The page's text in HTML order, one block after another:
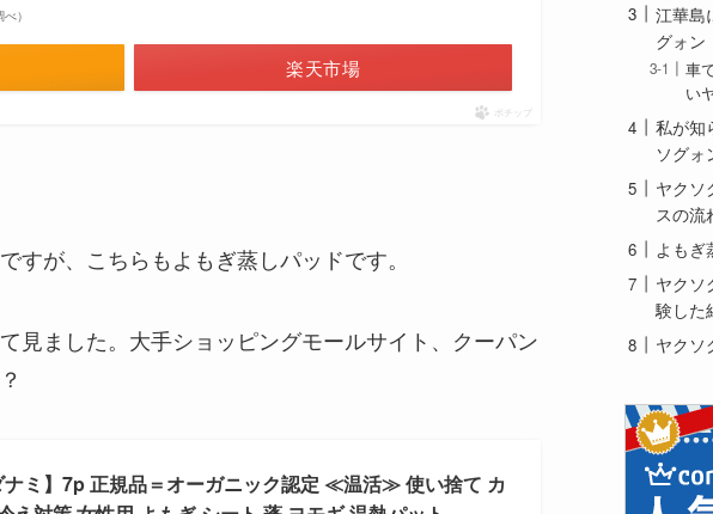
）
楽天市場
ポチップ
が、こちらもよもぎ蒸しパッドです。
見ました。大手ショッピングモールサイト、クーパン
ミ】7p 正規品＝オーガニック認定 ≪温活≫ 使い捨て カ
江華島
グォン
車
い
私が知
ソグォ
ヤクソ
スの流
よもぎ
ヤクソ
験した
ヤクソ